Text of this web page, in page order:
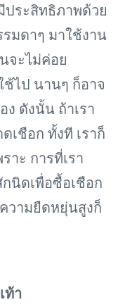
ประสิทธิภาพด้วย
รมดาๆ มาใช้งาน
จะไม่ค่อย
ช้ไป นานๆ ก็อาจ
ง ดังนั้น ถ้าเรา
เชือก ทั้งที เราก็
าะ การที่เรา
นิดเพื่อซื้อเชือก
วามยืดหยุ่นสูงก็
ท้า